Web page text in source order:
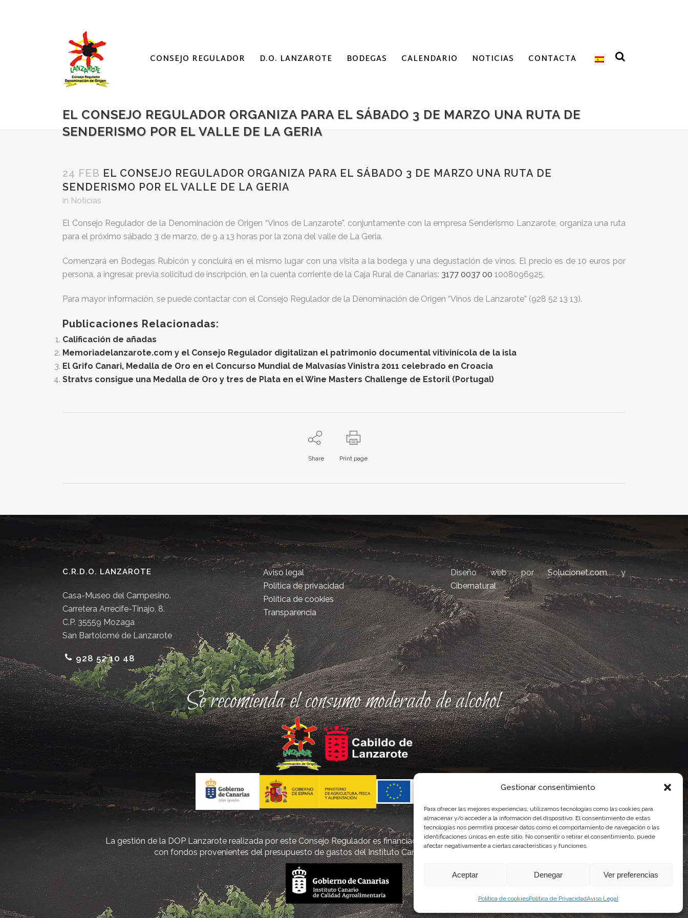
Gestionar consentimiento
Para ofrecer las mejores experiencias, utilizamos tecnologías como las cookies para
almacenar y/o acceder a la información del dispositivo. El consentimiento de estas
tecnologías nos permitirá procesar datos como el comportamiento de navegación o las
identificaciones únicas en este sitio. No consentir o retirar el consentimiento, puede
afectar negativamente a ciertas características y funciones.
Aceptar Denegar Ver preferencias
Política de cookiesPolítica de PrivacidadAviso Legal
CONSEJO REGULADOR D.O. LANZAROTE BODEGAS CALENDARIO NOTICIAS CONTACTA
EL CONSEJO REGULADOR ORGANIZA PARA EL SÁBADO 3 DE MARZO UNA RUTA DE
SENDERISMO POR EL VALLE DE LA GERIA
24 FEB EL CONSEJO REGULADOR ORGANIZA PARA EL SÁBADO 3 DE MARZO UNA RUTA DE
SENDERISMO POR EL VALLE DE LA GERIA
in Noticias
El Consejo Regulador de la Denominación de Origen “Vinos de Lanzarote”, conjuntamente con la empresa Senderismo Lanzarote, organiza una ruta
para el próximo sábado 3 de marzo, de 9 a 13 horas por la zona del valle de La Geria.
Comenzará en Bodegas Rubicón y concluirá en el mismo lugar con una visita a la bodega y una degustación de vinos. El precio es de 10 euros por
persona, a ingresar, previa solicitud de inscripción, en la cuenta corriente de la Caja Rural de Canarias: 3177 0037 00 1008096925.
Para mayor información, se puede contactar con el Consejo Regulador de la Denominación de Origen “Vinos de Lanzarote” (928 52 13 13).
Publicaciones Relacionadas:
Calificación de añadas
Memoriadelanzarote.com y el Consejo Regulador digitalizan el patrimonio documental vitivinícola de la isla
El Grifo Canari, Medalla de Oro en el Concurso Mundial de Malvasías Vinistra 2011 celebrado en Croacia
Stratvs consigue una Medalla de Oro y tres de Plata en el Wine Masters Challenge de Estoril (Portugal)
Share Print page
C.R.D.O. LANZAROTE
Casa-Museo del Campesino.
Carretera Arrecife-Tinajo, 8.
C.P. 35559 Mozaga
San Bartolomé de Lanzarote
928 52 10 48
Aviso legal
Política de privacidad
Política de cookies
Transparencia
Diseño web porSolucionet.comy
Cibernatural
Se recomienda el consumo moderado de alcohol
La gestión de la DOP Lanzarote realizada por este Consejo Regulador es financiada, parcialmente, por el Gobierno de Canarias
con fondos provenientes del presupuesto de gastos del Instituto Canario de Calidad Agroalimentaria